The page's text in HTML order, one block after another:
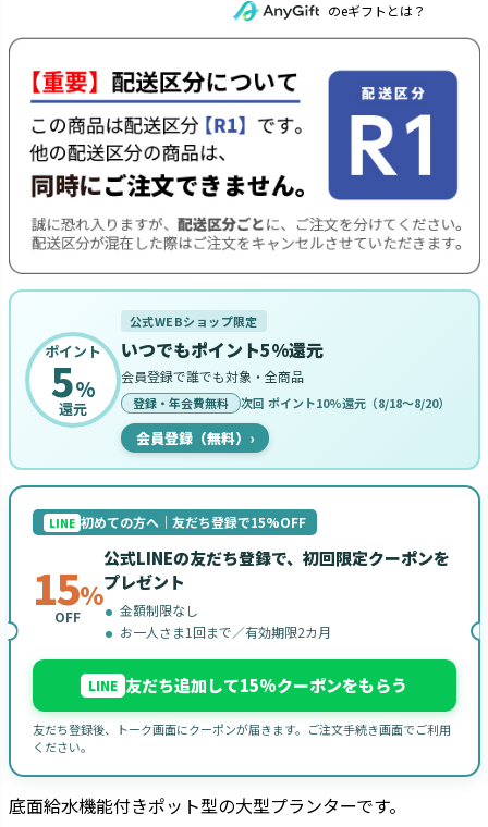
のeギフトとは？
ポイント
5%
還元
公式WEBショップ限定
いつでもポイント5%還元
会員登録で誰でも対象・全商品
登録・年会費無料 次回 ポイント10%還元（8/18〜8/20）
会員登録（無料） ›
LINE 初めての方へ｜友だち登録で15%OFF
15%
OFF
公式LINEの友だち登録で、初回限定クーポンを
プレゼント
金額制限なし
お一人さま1回まで／有効期限2カ月
LINE 友だち追加して15%クーポンをもらう
友だち登録後、トーク画面にクーポンが届きます。ご注文手続き画面でご利用
ください。
底面給水機能付きポット型の大型プランターです。